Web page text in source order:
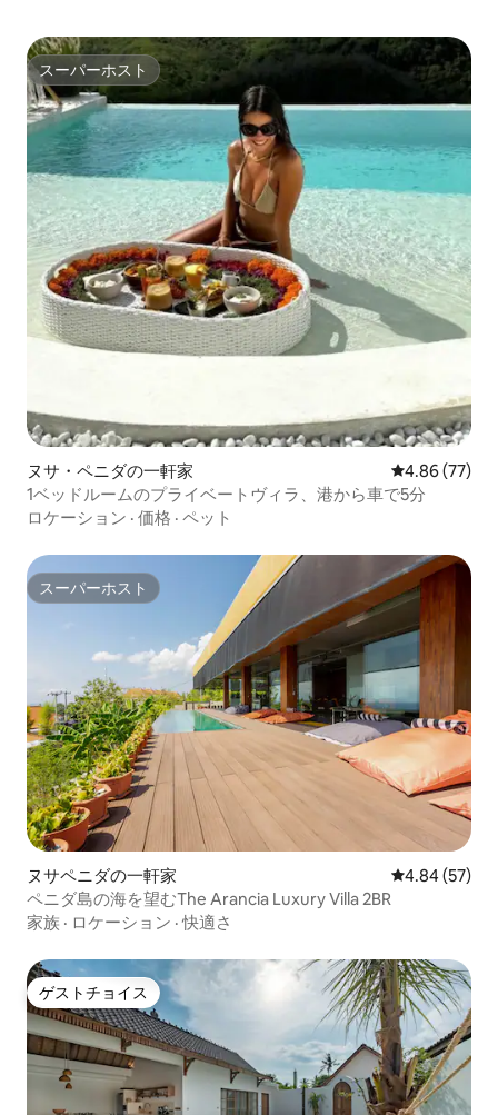
スーパーホスト
スーパーホスト
ヌサ・ペニダの一軒家 レビュー77
4.86 (77)
1ベッドルームのプライベートヴィラ、港から車で5分
ロケーション · 価格 · ペット
スーパーホスト
スーパーホスト
ヌサペニダの一軒家 レビュー57
4.84 (57)
ペニダ島の海を望むThe Arancia Luxury Villa 2BR
家族 · ロケーション ·快適さ
ゲストチョイス
ゲストチョイス